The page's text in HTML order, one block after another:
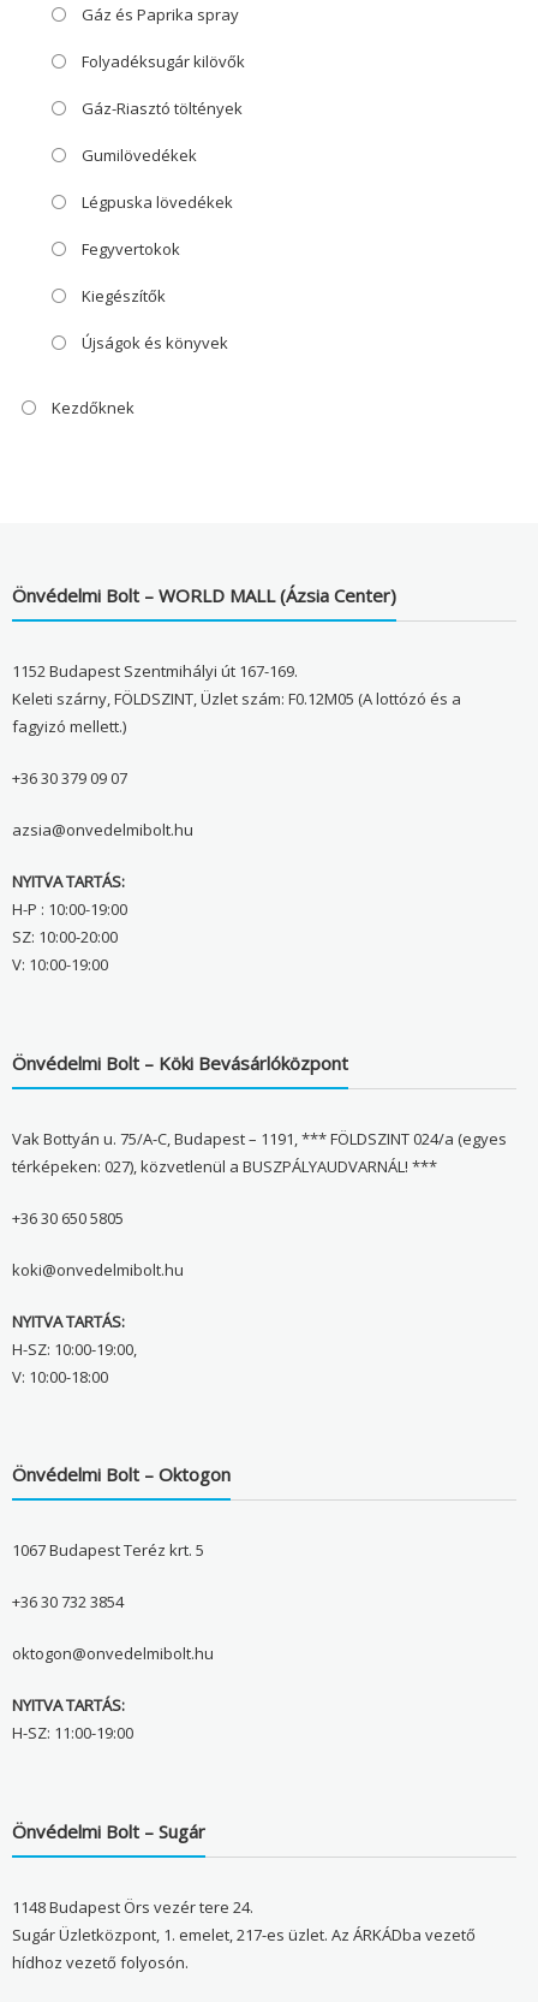
Gáz és Paprika spray
Folyadéksugár kilövők
Gáz-Riasztó töltények
Gumilövedékek
Légpuska lövedékek
Fegyvertokok
Kiegészítők
Újságok és könyvek
Kezdőknek
Önvédelmi Bolt – WORLD MALL (Ázsia Center)
1152 Budapest Szentmihályi út 167-169.
Keleti szárny, FÖLDSZINT, Üzlet szám: F0.12M05 (A lottózó és a
fagyizó mellett.)
+36 30 379 09 07
azsia@onvedelmibolt.hu
NYITVA TARTÁS:
H-P : 10:00-19:00
SZ: 10:00-20:00
V: 10:00-19:00
Önvédelmi Bolt – Köki Bevásárlóközpont
Vak Bottyán u. 75/A-C, Budapest – 1191, *** FÖLDSZINT 024/a (egyes
térképeken: 027), közvetlenül a BUSZPÁLYAUDVARNÁL! ***
+36 30 650 5805
koki@onvedelmibolt.hu
NYITVA TARTÁS:
H-SZ: 10:00-19:00,
V: 10:00-18:00
Önvédelmi Bolt – Oktogon
1067 Budapest Teréz krt. 5
+36 30 732 3854
oktogon@onvedelmibolt.hu
NYITVA TARTÁS:
H-SZ: 11:00-19:00
Önvédelmi Bolt – Sugár
1148 Budapest Örs vezér tere 24.
Sugár Üzletközpont, 1. emelet, 217-es üzlet. Az ÁRKÁDba vezető
hídhoz vezető folyosón.